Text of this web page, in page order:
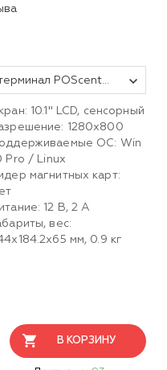
Компактный сенсорный POS терминал POScenter Prime (10.1" емкостной, Intel Celeron J3455, 1.5 GHz; RAM4Gb; eMMC64; без АКБ; Wi-Fi; BT; 2*USB 3.0; 2*USB 2.0; 1*RS232; 1*HDMI; 1* LAN, блок питания 12V2A, Vesa 75х75) без ОС
10.1'' LCD, сенсорный
1280х800
ОС: Win
Pro / Linux
магнитных карт:
12 В, 2 А
вес:
мм, 0.9 кг
В КОРЗИНУ